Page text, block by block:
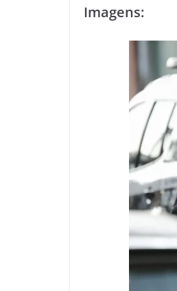
Imagens: